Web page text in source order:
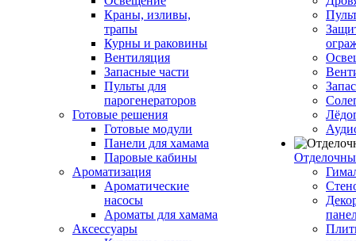
Краны, изливы,
трапы
Курны и раковины
Вентиляция
Запасные части
Пульты для
парогенераторов
Готовые решения
Готовые модули
Панели для хамама
Паровые кабины
Ароматизация
Ароматические
насосы
Ароматы для хамама
Аксессуары